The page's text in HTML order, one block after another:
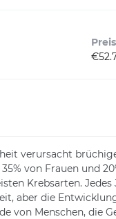
Preis
verursacht
von Frauen und
Krebsarten.
aber die
Menschen, die